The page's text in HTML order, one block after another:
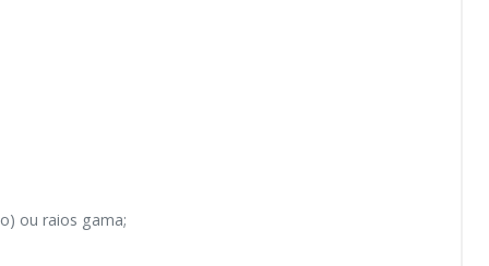
ou raios gama;